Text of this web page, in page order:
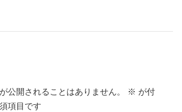
公開されることはありません。 ※ が付
項目です